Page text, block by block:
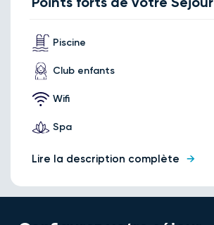
Piscine
Club enfants
Wifi
Spa
Lire la description complète